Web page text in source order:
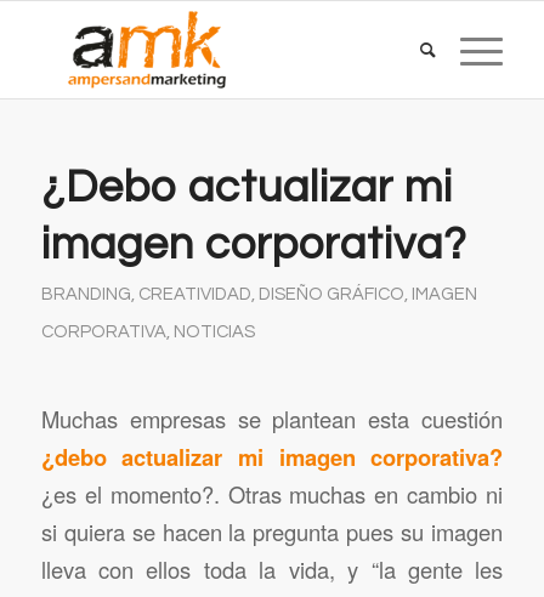
¿Debo actualizar mi
imagen corporativa?
BRANDING, CREATIVIDAD, DISEÑO GRÁFICO, IMAGEN
CORPORATIVA, NOTICIAS
Muchas empresas se plantean esta cuestión
¿debo actualizar mi imagen corporativa?
¿es el momento?. Otras muchas en cambio ni
si quiera se hacen la pregunta pues su imagen
lleva con ellos toda la vida, y “la gente les